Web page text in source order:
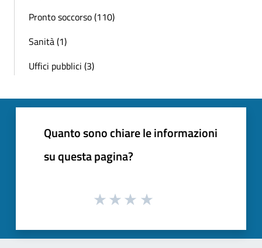
Pronto soccorso (110)
Sanità (1)
Uffici pubblici (3)
Quanto sono chiare le informazioni
su questa pagina?